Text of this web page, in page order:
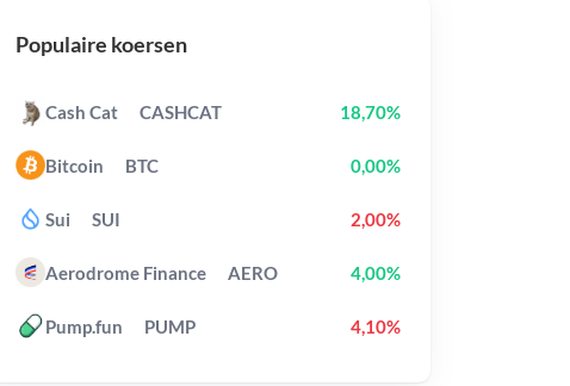
Populaire koersen
Cash Cat CASHCAT 18,70%
Bitcoin BTC 0,00%
Sui SUI 2,00%
Aerodrome Finance AERO 4,00%
Pump.fun PUMP 4,10%